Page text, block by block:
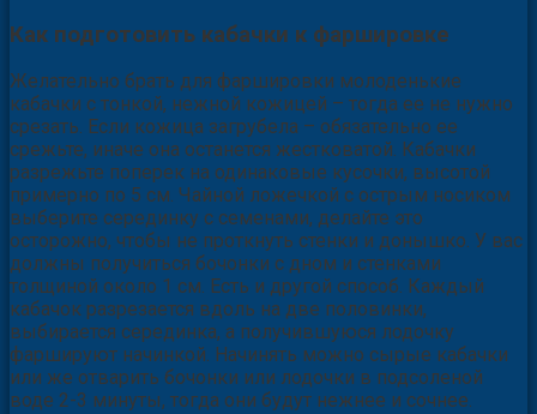
Как подготовить кабачки к фаршировке
Желательно брать для фаршировки молоденькие
кабачки с тонкой, нежной кожицей – тогда ее не нужно
срезать. Если кожица загрубела – обязательно ее
срежьте, иначе она останется жестковатой. Кабачки
разрежьте поперек на одинаковые кусочки, высотой
примерно по 5 см. Чайной ложечкой с острым носиком
выберите серединку с семенами, делайте это
осторожно, чтобы не проткнуть стенки и донышко. У вас
должны получиться бочонки с дном и стенками
толщиной около 1 см. Есть и другой способ. Каждый
кабачок разрезается вдоль на две половинки,
выбирается серединка, а получившуюся лодочку
фаршируют начинкой. Начинять можно сырые кабачки
или же отварить бочонки или лодочки в подсоленой
воде 2-3 минуты, тогда они будут нежнее и сочнее.